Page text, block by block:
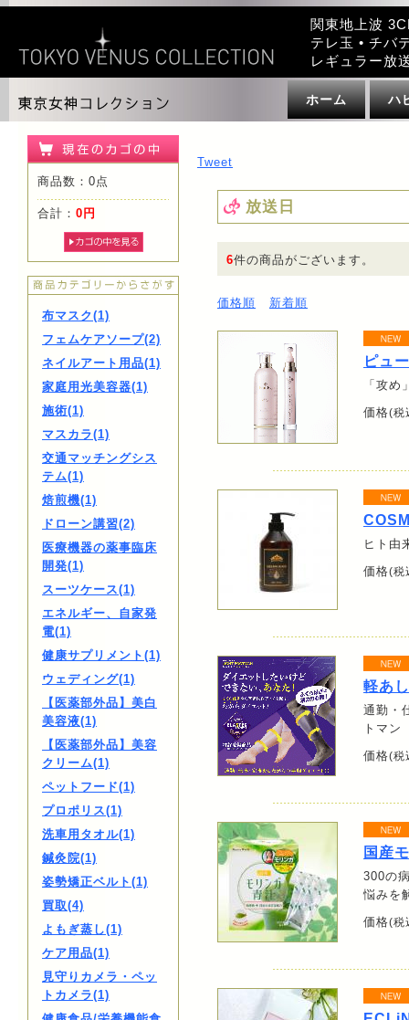
関東地上波
テレ玉 • チバ
レギュラー放
ホーム ハ
商品数：0点
合計： 0円
布マスク(1)
フェムケアソープ(2)
ネイルアート用品(1)
家庭用光美容器(1)
施術(1)
マスカラ(1)
交通マッチングシス
テム(1)
焙煎機(1)
ドローン講習(2)
医療機器の薬事臨床
開発(1)
スーツケース(1)
エネルギー、自家発
電(1)
健康サプリメント(1)
ウェディング(1)
【医薬部外品】美白
美容液(1)
【医薬部外品】美容
クリーム(1)
ペットフード(1)
プロポリス(1)
洗車用タオル(1)
鍼灸院(1)
姿勢矯正ベルト(1)
買取(4)
よもぎ蒸し(1)
ケア用品(1)
見守りカメラ・ペッ
トカメラ(1)
Tweet
放送日
6件の商品がございます。
価格順 新着順
ピュ
「攻
価格(税
ヒト由
価格(税
軽あ
通勤・
トマン
価格(税
国産
300の
悩みを
価格(税